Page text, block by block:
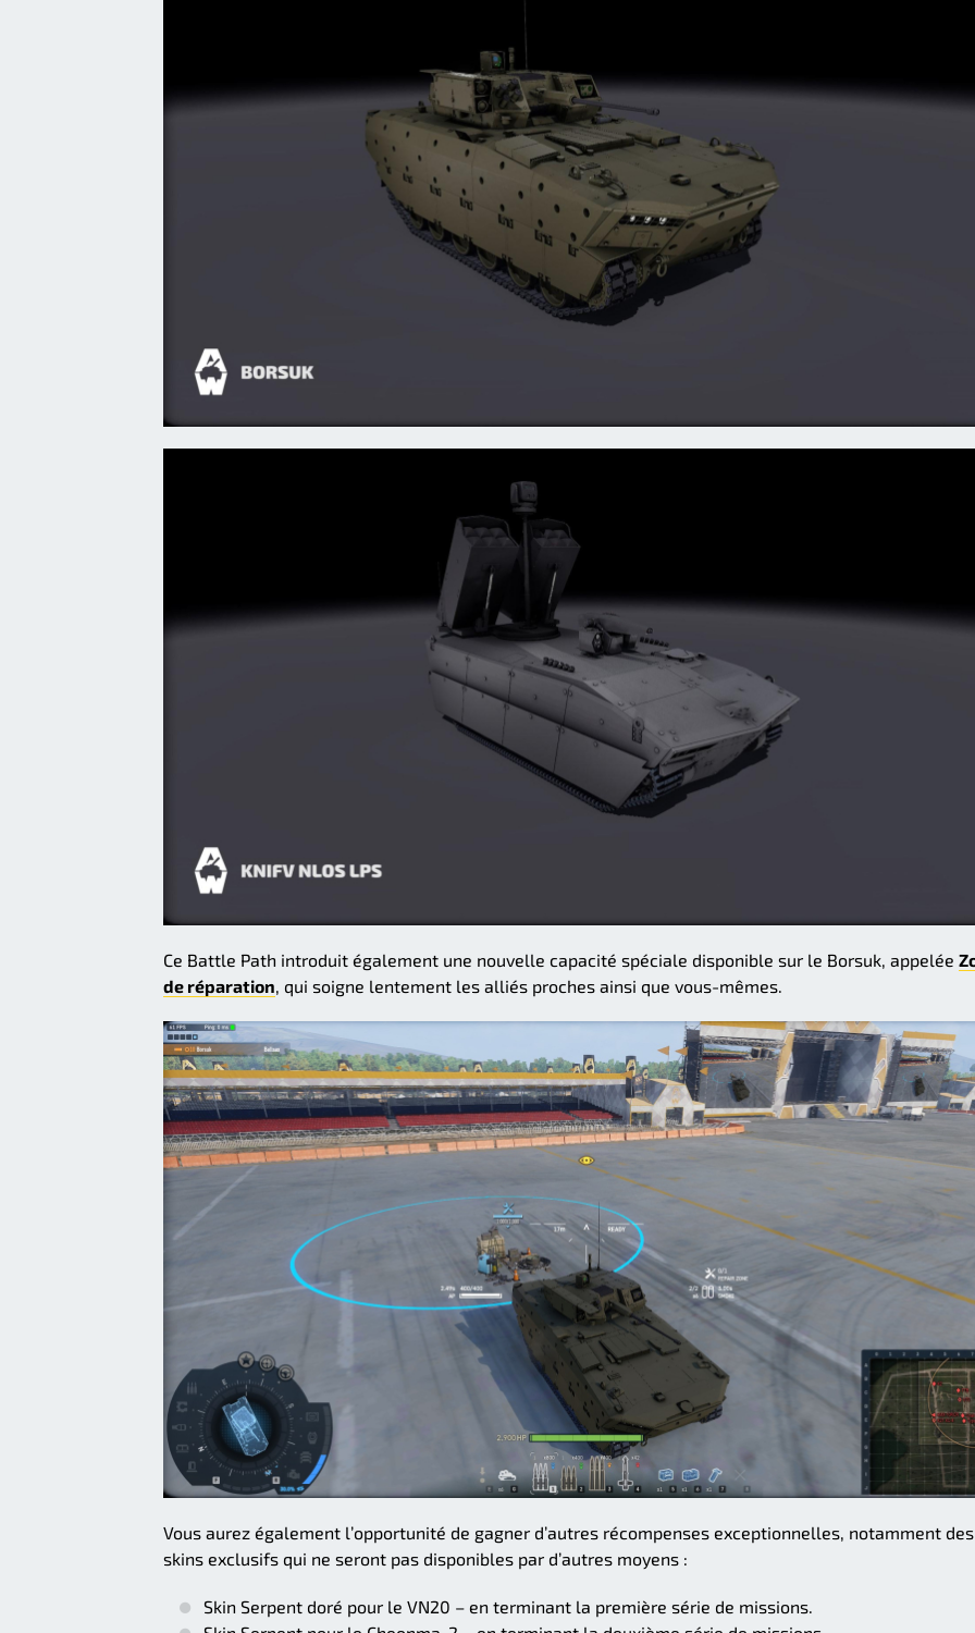
Ce Battle Path introduit également une nouvelle capacité spéciale disponible sur le Borsuk, appelée
de réparation , qui soigne lentement les alliés proches ainsi que vous-mêmes.
Vous aurez également l’opportunité de gagner d’autres récompenses exceptionnelles, notamment des
skins exclusifs qui ne seront pas disponibles par d’autres moyens :
Skin Serpent doré pour le VN20 – en terminant la première série de missions.